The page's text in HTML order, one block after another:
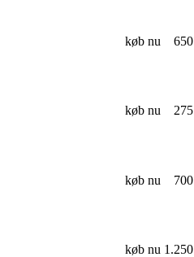
køb nu 650
køb nu 275
køb nu 700
køb nu 1.250